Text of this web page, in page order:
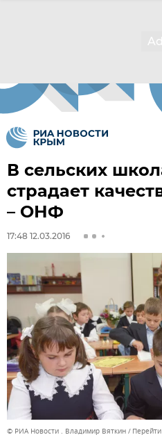
В сельских
страдает
– ОНФ
17:48 12.03.2016
© РИА Новости . Владимир Вяткин